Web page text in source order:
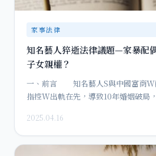
家事法律
知名藝人猝逝法律議題—家暴配
子女親權？
一、前言 知名藝人S與中國富商W
指控W出軌在先，導致10年婚姻破局
2025.04.16